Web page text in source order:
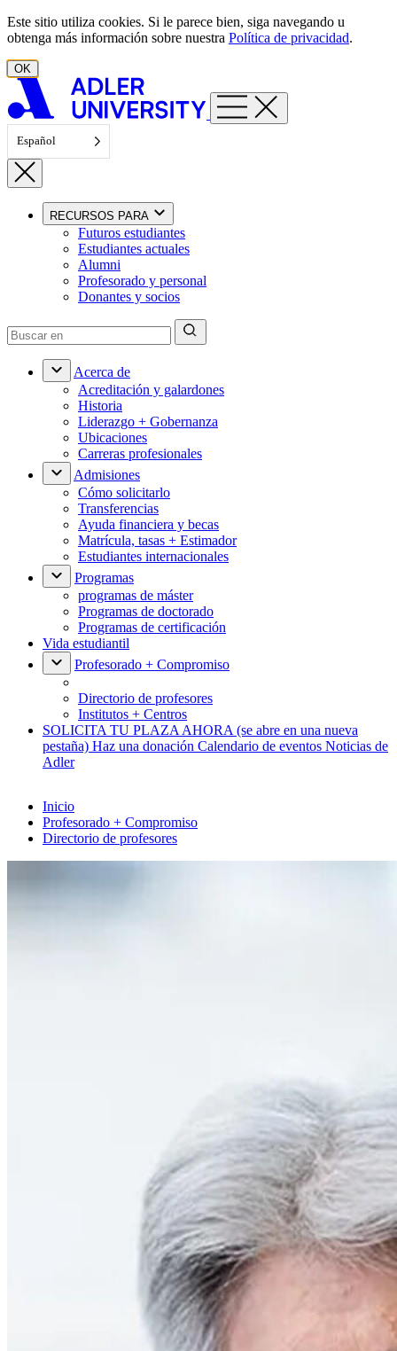
Ir al contenido
Este sitio utiliza cookies. Si le parece bien, siga navegando u
obtenga más información sobre nuestra Política de privacidad.
OK
Español
RECURSOS PARA
Futuros estudiantes
Estudiantes actuales
Alumni
Profesorado y personal
Donantes y socios
Acerca de
Acreditación y galardones
Historia
Liderazgo + Gobernanza
Ubicaciones
Carreras profesionales
Admisiones
Cómo solicitarlo
Transferencias
Ayuda financiera y becas
Matrícula, tasas + Estimador
Estudiantes internacionales
Programas
programas de máster
Programas de doctorado
Programas de certificación
Vida estudiantil
Profesorado + Compromiso
Directorio de profesores
Institutos + Centros
SOLICITA TU PLAZA AHORA (se abre en una nueva
pestaña) Haz una donación Calendario de eventos Noticias de
Adler
Inicio
Profesorado + Compromiso
Directorio de profesores